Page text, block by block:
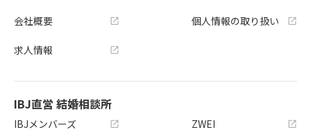
会社概要
求人情報
個人情報の取り扱い
IBJ直営 結婚相談所
IBJメンバーズ ZWEI